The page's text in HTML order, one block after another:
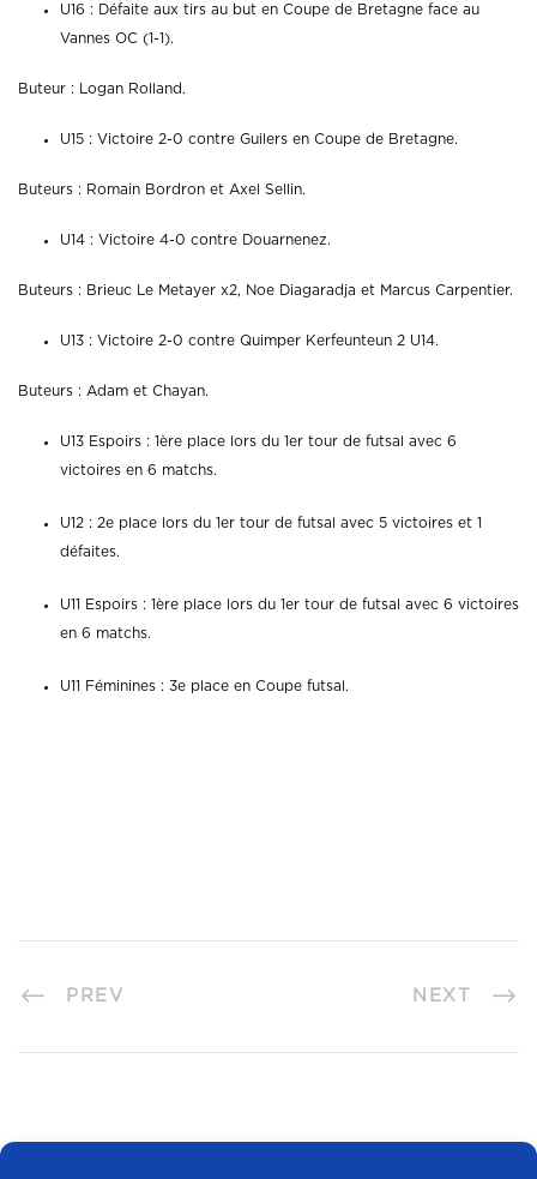
U16 : Défaite aux tirs au but en Coupe de Bretagne face au
Vannes OC (1-1).
Buteur : Logan Rolland.
U15 : Victoire 2-0 contre Guilers en Coupe de Bretagne.
Buteurs : Romain Bordron et Axel Sellin.
U14 : Victoire 4-0 contre Douarnenez.
Buteurs : Brieuc Le Metayer x2, Noe Diagaradja et Marcus Carpentier.
U13 : Victoire 2-0 contre Quimper Kerfeunteun 2 U14.
Buteurs : Adam et Chayan.
U13 Espoirs : 1ère place lors du 1er tour de futsal avec 6
victoires en 6 matchs.
U12 : 2e place lors du 1er tour de futsal avec 5 victoires et 1
défaites.
U11 Espoirs : 1ère place lors du 1er tour de futsal avec 6 victoires
en 6 matchs.
U11 Féminines : 3e place en Coupe futsal.
PREV NEXT